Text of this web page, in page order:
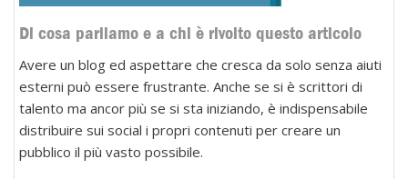
Di cosa parliamo e a chi è rivolto questo articolo
Avere un blog ed aspettare che cresca da solo senza aiuti
esterni può essere frustrante. Anche se si è scrittori di
talento ma ancor più se si sta iniziando, è indispensabile
distribuire sui social i propri contenuti per creare un
pubblico il più vasto possibile.